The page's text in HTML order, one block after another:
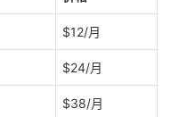
$12/月
$24/月
$38/月